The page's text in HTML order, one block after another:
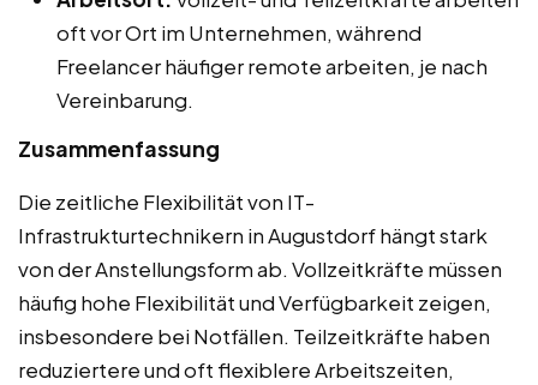
oft vor Ort im Unternehmen, während
Freelancer häufiger remote arbeiten, je nach
Vereinbarung.
Zusammenfassung
Die zeitliche Flexibilität von IT-
Infrastrukturtechnikern in Augustdorf hängt stark
von der Anstellungsform ab. Vollzeitkräfte müssen
häufig hohe Flexibilität und Verfügbarkeit zeigen,
insbesondere bei Notfällen. Teilzeitkräfte haben
reduziertere und oft flexiblere Arbeitszeiten,